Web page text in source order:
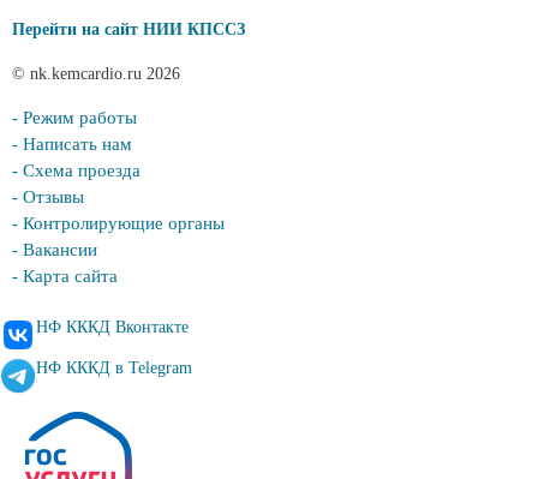
Перейти на сайт НИИ КПССЗ
© nk.kemcardio.ru 2026
- Режим работы
- Написать нам
- Схема проезда
- Отзывы
- Контролирующие органы
- Вакансии
- Карта сайта
НФ КККД Вконтакте
НФ КККД в Telegram